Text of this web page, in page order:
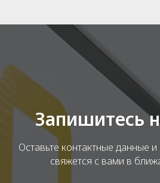
Запишитесь
Оставьте контактные данные
свяжется с вами в